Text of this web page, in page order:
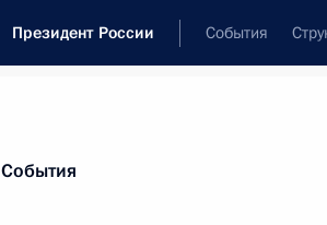
Президент России События
События